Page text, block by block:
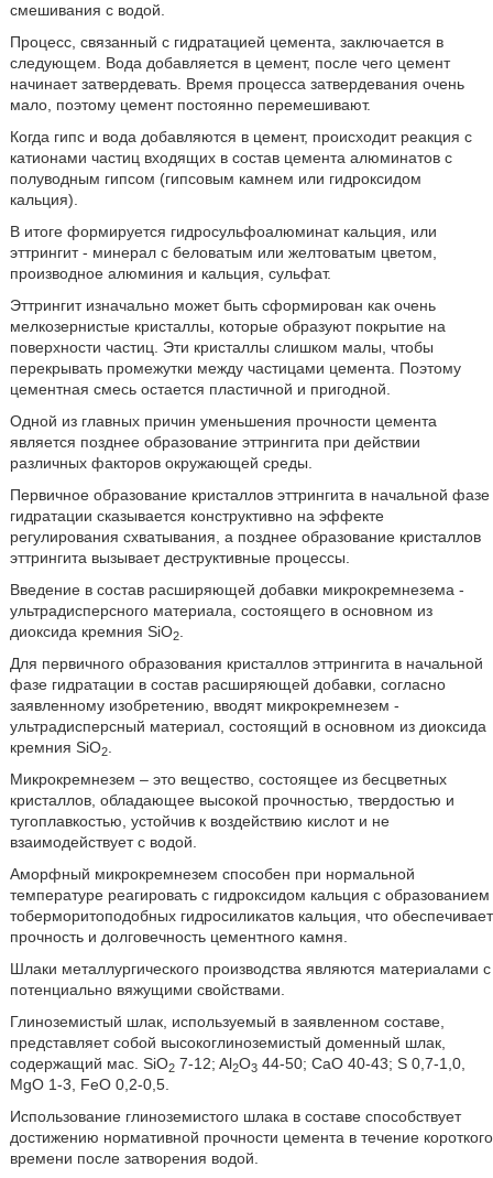
смешивания с водой.
Процесс, связанный с гидратацией цемента, заключается в
следующем. Вода добавляется в цемент, после чего цемент
начинает затвердевать. Время процесса затвердевания очень
мало, поэтому цемент постоянно перемешивают.
Когда гипс и вода добавляются в цемент, происходит реакция с
катионами частиц входящих в состав цемента алюминатов с
полуводным гипсом (гипсовым камнем или гидроксидом
кальция).
В итоге формируется гидросульфоалюминат кальция, или
эттрингит - минерал с беловатым или желтоватым цветом,
производное алюминия и кальция, сульфат.
Эттрингит изначально может быть сформирован как очень
мелкозернистые кристаллы, которые образуют покрытие на
поверхности частиц. Эти кристаллы слишком малы, чтобы
перекрывать промежутки между частицами цемента. Поэтому
цементная смесь остается пластичной и пригодной.
Одной из главных причин уменьшения прочности цемента
является позднее образование эттрингита при действии
различных факторов окружающей среды.
Первичное образование кристаллов эттрингита в начальной фазе
гидратации сказывается конструктивно на эффекте
регулирования схватывания, а позднее образование кристаллов
эттрингита вызывает деструктивные процессы.
Введение в состав расширяющей добавки микрокремнезема -
ультрадисперсного материала, состоящего в основном из
диоксида кремния SiO2.
Для первичного образования кристаллов эттрингита в начальной
фазе гидратации в состав расширяющей добавки, согласно
заявленному изобретению, вводят микрокремнезем -
ультрадисперсный материал, состоящий в основном из диоксида
кремния SiO2.
Микрокремнезем – это вещество, состоящее из бесцветных
кристаллов, обладающее высокой прочностью, твердостью и
тугоплавкостью, устойчив к воздействию кислот и не
взаимодействует с водой.
Аморфный микрокремнезем способен при нормальной
температуре реагировать с гидроксидом кальция с образованием
тоберморитоподобных гидросиликатов кальция, что обеспечивает
прочность и долговечность цементного камня.
Шлаки металлургического производства являются материалами с
потенциально вяжущими свойствами.
Глиноземистый шлак, используемый в заявленном составе,
представляет собой высокоглиноземистый доменный шлак,
содержащий мас. SiO27-12; Al2O344-50; CaO 40-43; S 0,7-1,0,
MgO 1-3, FeO 0,2-0,5.
Использование глиноземистого шлака в составе способствует
достижению нормативной прочности цемента в течение короткого
времени после затворения водой.